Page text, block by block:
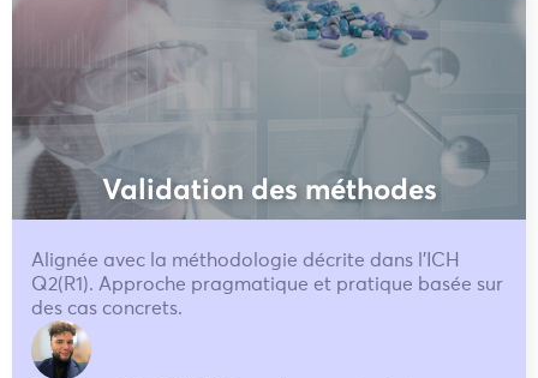
Validation des méthodes
Alignée avec la méthodologie décrite dans l'ICH
Q2(R1). Approche pragmatique et pratique basée sur
des cas concrets.